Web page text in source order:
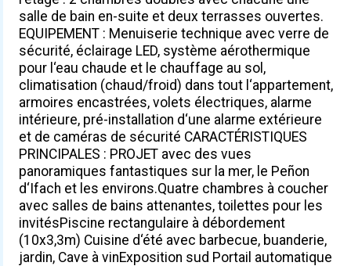
salle de bain en-suite et deux terrasses ouvertes.
EQUIPEMENT : Menuiserie technique avec verre de
sécurité, éclairage LED, système aérothermique
pour l‘eau chaude et le chauffage au sol,
climatisation (chaud/froid) dans tout l‘appartement,
armoires encastrées, volets électriques, alarme
intérieure, pré-installation d‘une alarme extérieure
et de caméras de sécurité CARACTÉRISTIQUES
PRINCIPALES : PROJET avec des vues
panoramiques fantastiques sur la mer, le Peñon
d‘Ifach et les environs.Quatre chambres à coucher
avec salles de bains attenantes, toilettes pour les
invitésPiscine rectangulaire à débordement
(10x3,3m) Cuisine d‘été avec barbecue, buanderie,
jardin, Cave à vinExposition sud Portail automatique